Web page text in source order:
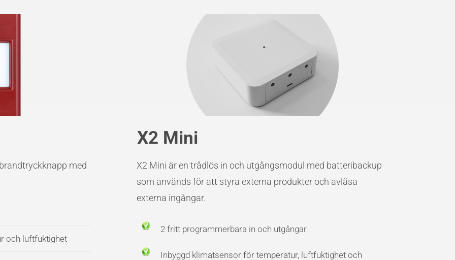
med
och luftfuktighet
X2 Mini
X2 Mini är en trådlös in och utgångsmodul med batteribackup
som används för att styra externa produkter och avläsa
externa ingångar.
2 fritt programmerbara in och utgångar
Inbyggd klimatsensor för temperatur, luftfuktighet och